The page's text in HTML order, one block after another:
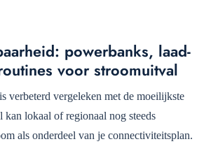
powerbanks, laad-
voor stroomuitval
verbeterd vergeleken met de moeilijkste
kan lokaal of regionaal nog steeds
als onderdeel van je connectiviteitsplan.